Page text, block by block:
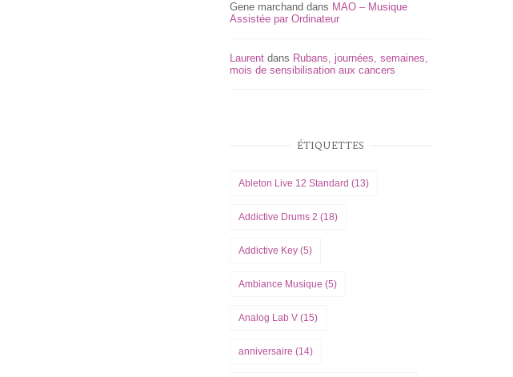
Gene marchand dans MAO – Musique
Assistée par Ordinateur
Laurent dans Rubans, journées, semaines,
mois de sensibilisation aux cancers
ÉTIQUETTES
Ableton Live 12 Standard (13)
Addictive Drums 2 (18)
Addictive Key (5)
Ambiance Musique (5)
Analog Lab V (15)
anniversaire (14)